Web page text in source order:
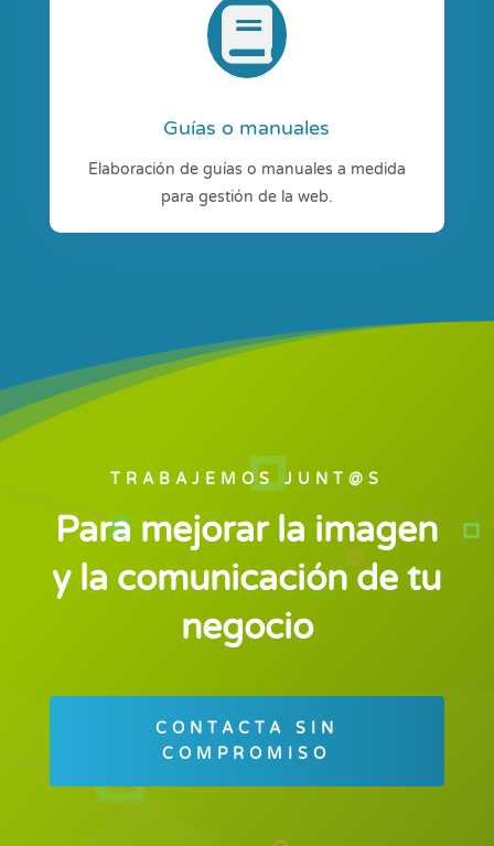

Guías o manuales
Elaboración de guías o manuales a medida
para gestión de la web.
TRABAJEMOS JUNT@S
Para mejorar la imagen
y la comunicación de tu
negocio
CONTACTA SIN
COMPROMISO